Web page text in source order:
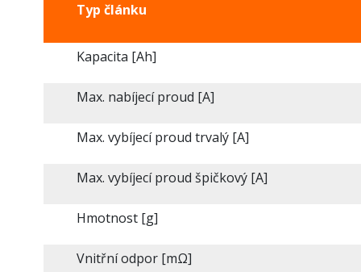
Typ článku
Kapacita [Ah]
Max. nabíjecí proud [A]
Max. vybíjecí proud trvalý [A]
Max. vybíjecí proud špičkový [A]
Hmotnost [g]
Vnitřní odpor [mΩ]